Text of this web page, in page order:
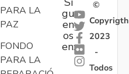
PARA LA
PAZ
FONDO
PARA LA
gu
en
os
en:
©
Copyrigth
2023
-
Todos